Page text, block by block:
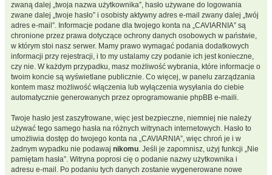
zwaną dalej „twoja nazwa użytkownika”, hasło używane do logowania
zwane dalej „twoje hasło” i osobisty aktywny adres e-mail zwany dalej „twój
adres e-mail”. Informacje podane dla twojego konta na „CAVIARNIA” są
chronione przez prawa dotyczące ochrony danych osobowych w państwie,
w którym stoi nasz serwer. Mamy prawo wymagać podania dodatkowych
informacji przy rejestracji, i to my ustalamy czy podanie ich jest konieczne,
czy nie. W każdym przypadku, masz możliwość wybrania, które informacje o
twoim koncie są wyświetlane publicznie. Co więcej, w panelu zarządzania
kontem masz możliwość włączenia lub wyłączenia wysyłania do ciebie
automatycznie generowanych przez oprogramowanie phpBB e-maili.
Twoje hasło jest zaszyfrowane, więc jest bezpieczne, niemniej nie należy
używać tego samego hasła na różnych witrynach internetowych. Hasło to
umożliwia dostęp do twojego konta na „CAVIARNIA”, więc chroń je i w
żadnym wypadku nie podawaj nikomu. Jeśli je zapomnisz, użyj funkcji „Nie
pamiętam hasła”. Witryna poprosi cię o podanie nazwy użytkownika i
adresu e-mail. Po podaniu tych danych zostanie wygenerowane nowe